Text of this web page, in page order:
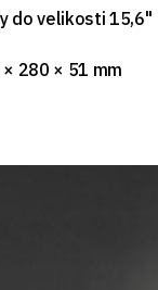
do velikosti 15,6"
280 × 51 mm